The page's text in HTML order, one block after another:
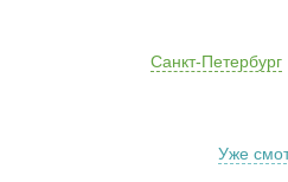
Санкт-Петербург
Уже